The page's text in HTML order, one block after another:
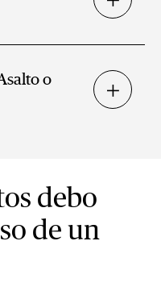
o
debo
de un